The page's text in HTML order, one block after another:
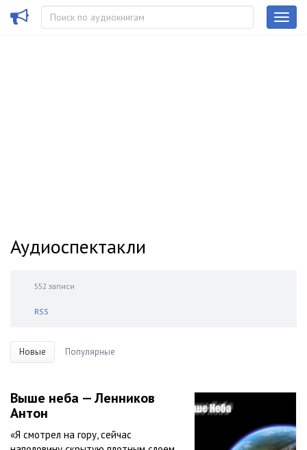
Аудиоспектакли
552 записи
RSS
Новые Популярные
Выше неба — Ленников
Антон
«Я смотрел на гору, сейчас